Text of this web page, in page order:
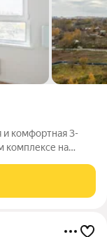
и комфортная 3-
комплексе на
на 15 этаже